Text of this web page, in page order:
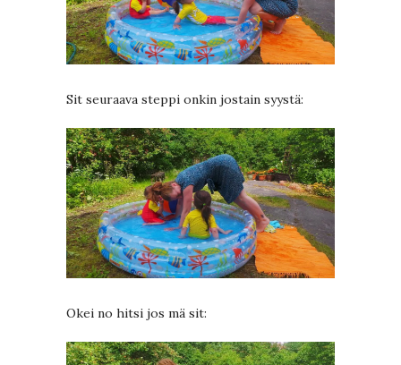
Sit seuraava steppi onkin jostain syystä:
Okei no hitsi jos mä sit: